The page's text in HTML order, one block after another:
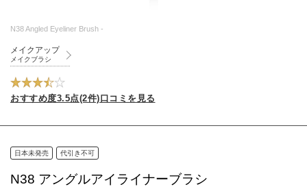
N38 Angled Eyeliner Brush -
メイクアップ
メイクブラシ
おすすめ度3.5点(2件)口コミを見る
日本未発売 代引き不可
N38 アングルアイライナーブラシ